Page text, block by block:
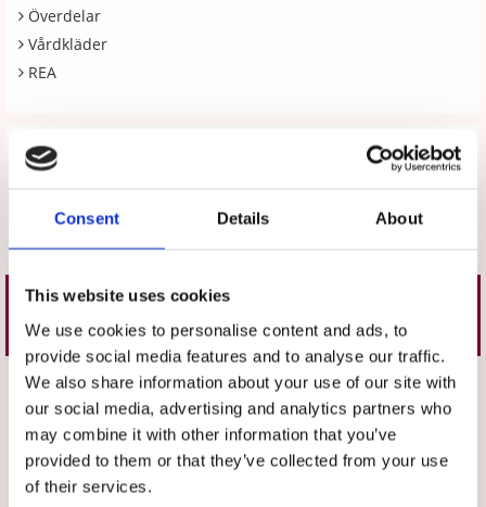
Consent Details About
This website uses cookies
We use cookies to personalise content and ads, to
provide social media features and to analyse our traffic.
We also share information about your use of our site with
our social media, advertising and analytics partners who
may combine it with other information that you’ve
provided to them or that they’ve collected from your use
of their services.
Överdelar
Vårdkläder
REA
Välj storlek Välj storlek